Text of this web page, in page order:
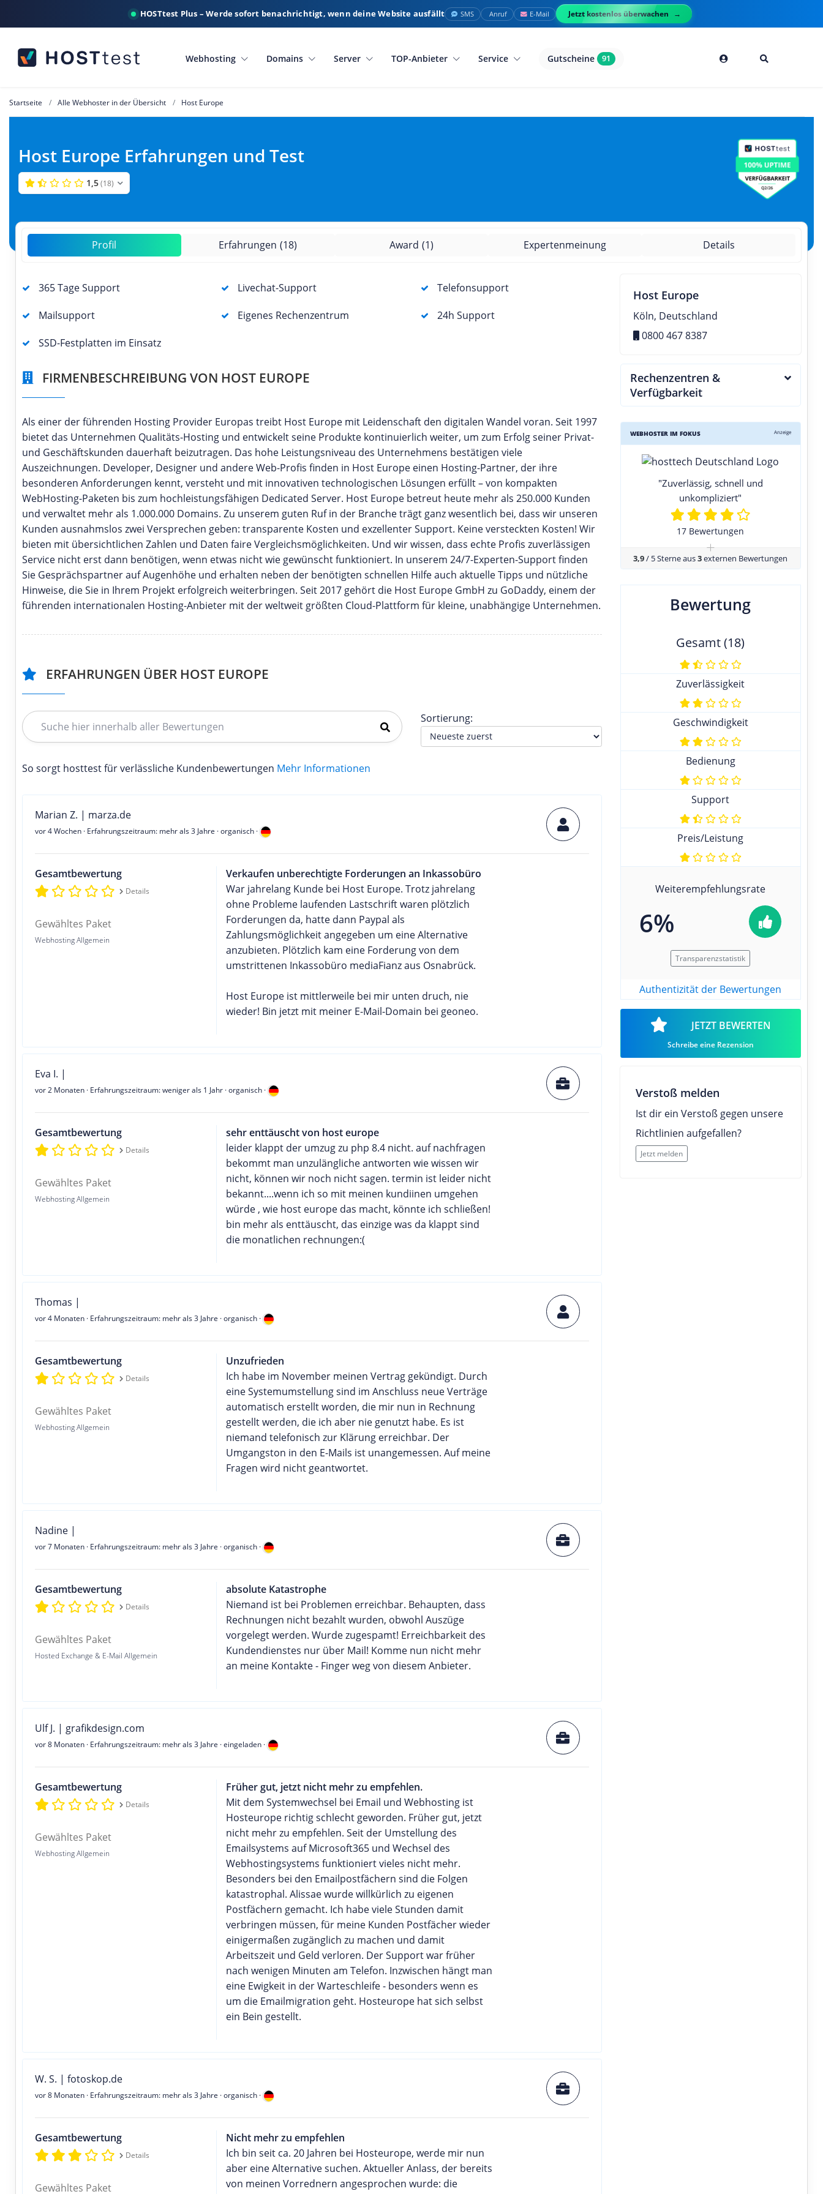
HOSTtest Plus – Werde sofort benachrichtigt, wenn deine Website ausfällt SMS Anruf E-Mail Jetzt kostenlos überwachen
Webhosting Domains Server TOP-Anbieter Service Gutscheine 91
Startseite Alle Webhoster in der Übersicht Host Europe
Host Europe Erfahrungen und Test
1,5 (18)
Profil Erfahrungen (18) Award (1) Expertenmeinung Details
365 Tage Support Livechat-Support Telefonsupport
Mailsupport Eigenes Rechenzentrum 24h Support
SSD-Festplatten im Einsatz
FIRMENBESCHREIBUNG VON HOST EUROPE
Als einer der führenden Hosting Provider Europas treibt Host Europe mit Leidenschaft den digitalen Wandel voran. Seit 1997
bietet das Unternehmen Qualitäts-Hosting und entwickelt seine Produkte kontinuierlich weiter, um zum Erfolg seiner Privat-
und Geschäftskunden dauerhaft beizutragen. Das hohe Leistungsniveau des Unternehmens bestätigen viele
Auszeichnungen. Developer, Designer und andere Web-Profis finden in Host Europe einen Hosting-Partner, der ihre
besonderen Anforderungen kennt, versteht und mit innovativen technologischen Lösungen erfüllt – von kompakten
WebHosting-Paketen bis zum hochleistungsfähigen Dedicated Server. Host Europe betreut heute mehr als 250.000 Kunden
und verwaltet mehr als 1.000.000 Domains. Zu unserem guten Ruf in der Branche trägt ganz wesentlich bei, dass wir unseren
Kunden ausnahmslos zwei Versprechen geben: transparente Kosten und exzellenter Support. Keine versteckten Kosten! Wir
bieten mit übersichtlichen Zahlen und Daten faire Vergleichsmöglichkeiten. Und wir wissen, dass echte Profis zuverlässigen
Service nicht erst dann benötigen, wenn etwas nicht wie gewünscht funktioniert. In unserem 24/7-Experten-Support finden
Sie Gesprächspartner auf Augenhöhe und erhalten neben der benötigten schnellen Hilfe auch aktuelle Tipps und nützliche
Hinweise, die Sie in Ihrem Projekt erfolgreich weiterbringen. Seit 2017 gehört die Host Europe GmbH zu GoDaddy, einem der
führenden internationalen Hosting-Anbieter mit der weltweit größten Cloud-Plattform für kleine, unabhängige Unternehmen.
ERFAHRUNGEN ÜBER HOST EUROPE
Sortierung:
So sorgt hosttest für verlässliche Kundenbewertungen Mehr Informationen
Marian Z. | marza.de
vor 4 Wochen · Erfahrungszeitraum: mehr als 3 Jahre · organisch ·
Gesamtbewertung
Details
Gewähltes Paket
Webhosting Allgemein
Verkaufen unberechtigte Forderungen an Inkassobüro
War jahrelang Kunde bei Host Europe. Trotz jahrelang
ohne Probleme laufenden Lastschrift waren plötzlich
Forderungen da, hatte dann Paypal als
Zahlungsmöglichkeit angegeben um eine Alternative
anzubieten. Plötzlich kam eine Forderung von dem
umstrittenen Inkassobüro mediaFianz aus Osnabrück.
Host Europe ist mittlerweile bei mir unten druch, nie
wieder! Bin jetzt mit meiner E-Mail-Domain bei geoneo.
Eva I. |
vor 2 Monaten · Erfahrungszeitraum: weniger als 1 Jahr · organisch ·
Gesamtbewertung
Details
Gewähltes Paket
Webhosting Allgemein
sehr enttäuscht von host europe
leider klappt der umzug zu php 8.4 nicht. auf nachfragen
bekommt man unzulängliche antworten wie wissen wir
nicht, können wir noch nicht sagen. termin ist leider nicht
bekannt....wenn ich so mit meinen kundiinen umgehen
würde , wie host europe das macht, könnte ich schließen!
bin mehr als enttäuscht, das einzige was da klappt sind
die monatlichen rechnungen:(
Thomas |
vor 4 Monaten · Erfahrungszeitraum: mehr als 3 Jahre · organisch ·
Gesamtbewertung
Details
Gewähltes Paket
Webhosting Allgemein
Unzufrieden
Ich habe im November meinen Vertrag gekündigt. Durch
eine Systemumstellung sind im Anschluss neue Verträge
automatisch erstellt worden, die mir nun in Rechnung
gestellt werden, die ich aber nie genutzt habe. Es ist
niemand telefonisch zur Klärung erreichbar. Der
Umgangston in den E-Mails ist unangemessen. Auf meine
Fragen wird nicht geantwortet.
Nadine |
vor 7 Monaten · Erfahrungszeitraum: mehr als 3 Jahre · organisch ·
Gesamtbewertung
Details
Gewähltes Paket
Hosted Exchange & E-Mail Allgemein
absolute Katastrophe
Niemand ist bei Problemen erreichbar. Behaupten, dass
Rechnungen nicht bezahlt wurden, obwohl Auszüge
vorgelegt werden. Wurde zugespamt! Erreichbarkeit des
Kundendienstes nur über Mail! Komme nun nicht mehr
an meine Kontakte - Finger weg von diesem Anbieter.
Ulf J. | grafikdesign.com
vor 8 Monaten · Erfahrungszeitraum: mehr als 3 Jahre · eingeladen ·
Gesamtbewertung
Details
Gewähltes Paket
Webhosting Allgemein
Früher gut, jetzt nicht mehr zu empfehlen.
Mit dem Systemwechsel bei Email und Webhosting ist
Hosteurope richtig schlecht geworden. Früher gut, jetzt
nicht mehr zu empfehlen. Seit der Umstellung des
Emailsystems auf Microsoft365 und Wechsel des
Webhostingsystems funktioniert vieles nicht mehr.
Besonders bei den Emailpostfächern sind die Folgen
katastrophal. Alissae wurde willkürlich zu eigenen
Postfächern gemacht. Ich habe viele Stunden damit
verbringen müssen, für meine Kunden Postfächer wieder
einigermaßen zugänglich zu machen und damit
Arbeitszeit und Geld verloren. Der Support war früher
nach wenigen Minuten am Telefon. Inzwischen hängt man
eine Ewigkeit in der Warteschleife - besonders wenn es
um die Emailmigration geht. Hosteurope hat sich selbst
ein Bein gestellt.
W. S. | fotoskop.de
vor 8 Monaten · Erfahrungszeitraum: mehr als 3 Jahre · organisch ·
Gesamtbewertung
Details
Gewähltes Paket
Nicht mehr zu empfehlen
Ich bin seit ca. 20 Jahren bei Hosteurope, werde mir nun
aber eine Alternative suchen. Aktueller Anlass, der bereits
von meinen Vorrednern angesprochen wurde: die
Host Europe
Köln, Deutschland
0800 467 8387
Rechenzentren &
Verfügbarkeit
WEBHOSTER IM FOKUS Anzeige
"Zuverlässig, schnell und
unkompliziert"
17 Bewertungen
+
3,9/ 5 Sterne aus3externen Bewertungen
Bewertung
Gesamt (18)
Zuverlässigkeit
Geschwindigkeit
Bedienung
Support
Preis/Leistung
Weiterempfehlungsrate
6%
Transparenzstatistik
Authentizität der Bewertungen
JETZT BEWERTEN
Schreibe eine Rezension
Verstoß melden
Ist dir ein Verstoß gegen unsere
Richtlinien aufgefallen?
Jetzt melden